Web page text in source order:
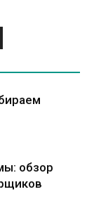
обзор